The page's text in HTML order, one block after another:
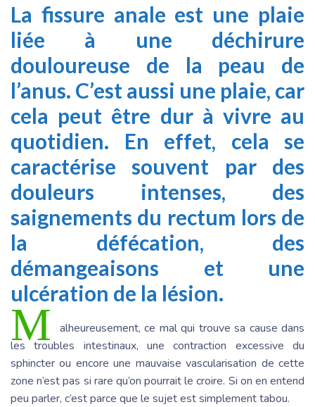
La fissure anale est une plaie
liée à une déchirure
douloureuse de la peau de
l’anus. C’est aussi une plaie, car
cela peut être dur à vivre au
quotidien. En effet, cela se
caractérise souvent par des
douleurs intenses, des
saignements du rectum lors de
la défécation, des
démangeaisons et une
ulcération de la lésion.
M
alheureusement, ce mal qui trouve sa cause dans
les troubles intestinaux, une contraction excessive du
sphincter ou encore une mauvaise vascularisation de cette
zone n’est pas si rare qu’on pourrait le croire. Si on en entend
peu parler, c’est parce que le sujet est simplement tabou.